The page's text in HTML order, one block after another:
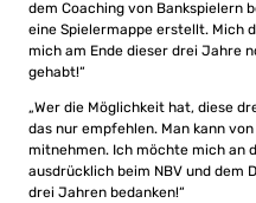
dem Coaching von Bankspielern
eine Spielermappe erstellt. Mich
mich am Ende dieser drei Jahre
gehabt!“
„Wer die Möglichkeit hat, diese
das nur empfehlen. Man kann
mitnehmen. Ich möchte mich an
ausdrücklich beim NBV und dem
drei Jahren bedanken!“